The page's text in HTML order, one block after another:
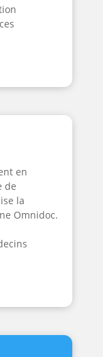
en
de
la
Omnidoc.